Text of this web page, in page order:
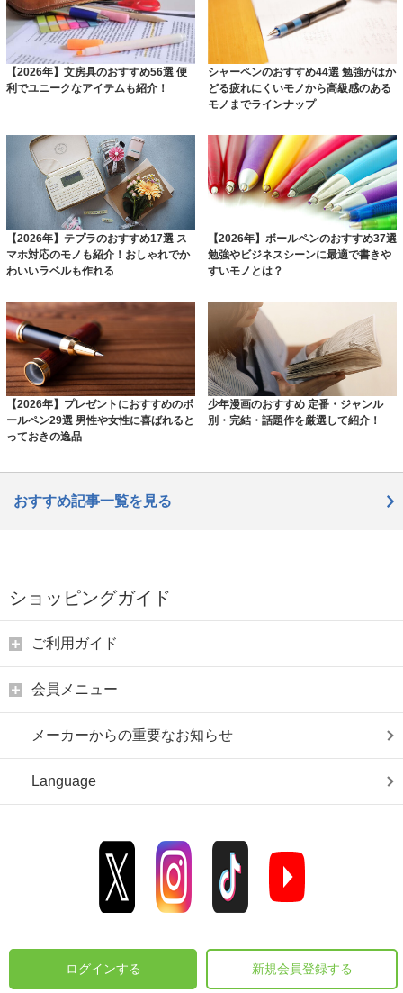
【2026年】文房具のおすすめ56選 便
利でユニークなアイテムも紹介！
シャーペンのおすすめ44選 勉強がはか
どる疲れにくいモノから高級感のある
モノまでラインナップ
【2026年】テプラのおすすめ17選 ス
マホ対応のモノも紹介！おしゃれでか
わいいラベルも作れる
【2026年】ボールペンのおすすめ37選
勉強やビジネスシーンに最適で書きや
すいモノとは？
【2026年】プレゼントにおすすめのボ
ールペン29選 男性や女性に喜ばれると
っておきの逸品
少年漫画のおすすめ 定番・ジャンル
別・完結・話題作を厳選して紹介！
おすすめ記事一覧を見る
ショッピングガイド
ご利用ガイド
会員メニュー
メーカーからの重要なお知らせ
Language
ログインする 新規会員登録する